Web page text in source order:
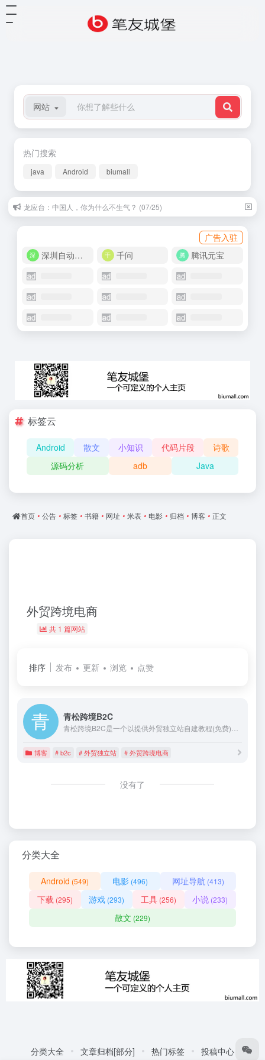
网站
热门搜索
java Android biumall
龙应台：中国人，你为什么不生气？ (07/25)
广告入驻
深圳自动化商城
千问 腾讯元宝
标签云
Android 散文 小知识 代码片段
诗歌
源码分析
adb Java
首页 • 公告 • 标签 • 书籍 • 网址 • 米表 • 电影 • 归档 • 博客 • 正文
外贸跨境电商
共 1 篇网站
排序 发布 更新 浏览 点赞
青松跨境B2C
博客 # b2c # 外贸独立站 # 外贸跨境电商
没有了
分类大全
Android (549) 电影 (496) 网址导航 (413)
下载 (295) 游戏 (293) 工具(256) 小说 (233)
散文 (229)
分类大全 文章归档[部分] 热门标签 投稿中心